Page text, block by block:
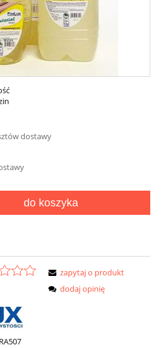
dostawy
do koszyka
zapytaj o produkt
dodaj opinię